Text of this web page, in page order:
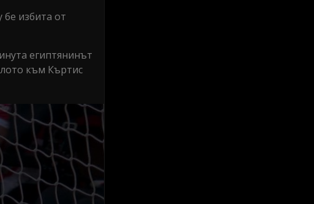
избита от
египтянинът
към Къртис